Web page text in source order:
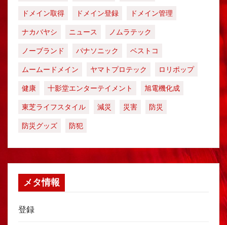
ドメイン取得
ドメイン登録
ドメイン管理
ナカバヤシ
ニュース
ノムラテック
ノーブランド
パナソニック
ベストコ
ムームードメイン
ヤマトプロテック
ロリポップ
健康
十影堂エンターテイメント
旭電機化成
東芝ライフスタイル
減災 災害
防災
防災グッズ
防犯
メタ情報
登録